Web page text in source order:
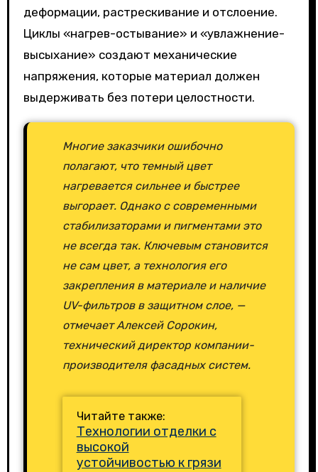
деформации, растрескивание и отслоение.
Циклы «нагрев-остывание» и «увлажнение-
высыхание» создают механические
напряжения, которые материал должен
выдерживать без потери целостности.
Многие заказчики ошибочно
полагают, что темный цвет
нагревается сильнее и быстрее
выгорает. Однако с современными
стабилизаторами и пигментами это
не всегда так. Ключевым становится
не сам цвет, а технология его
закрепления в материале и наличие
UV-фильтров в защитном слое, —
отмечает Алексей Сорокин,
технический директор компании-
производителя фасадных систем.
Читайте также:
Технологии отделки с
высокой
устойчивостью к грязи